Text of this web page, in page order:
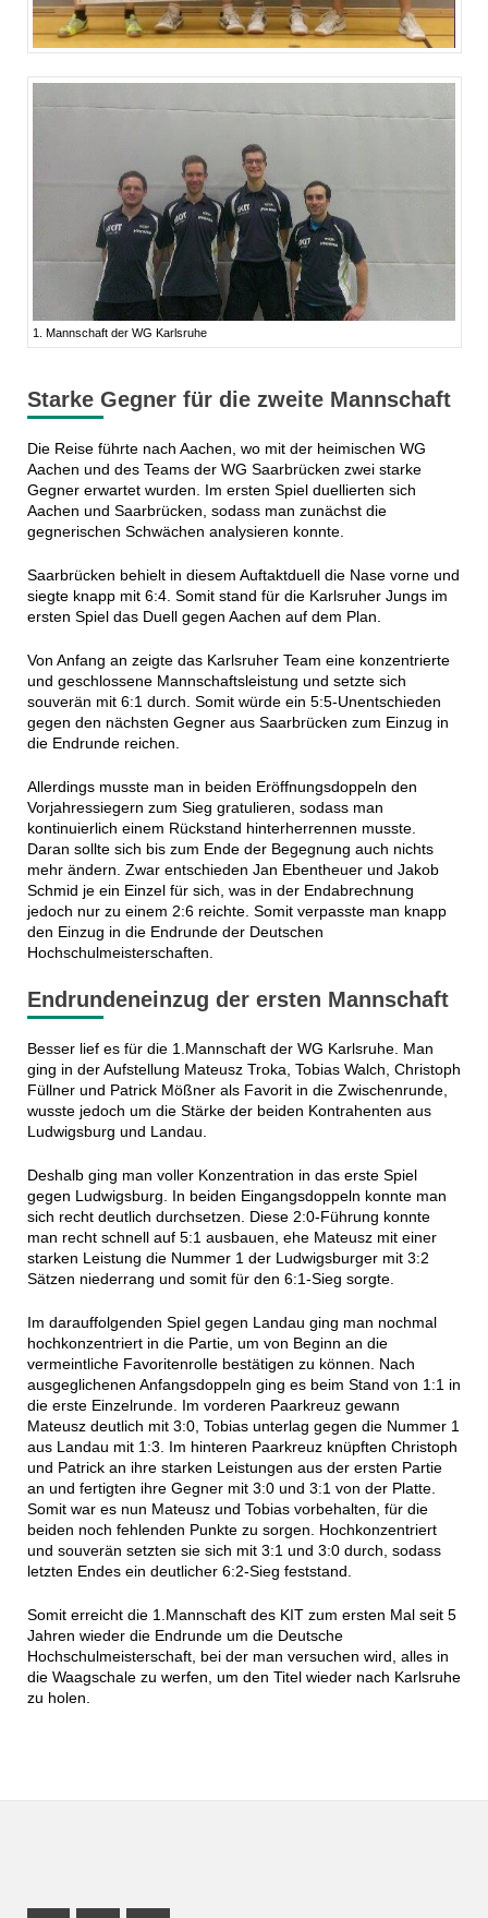
1. Mannschaft der WG Karlsruhe
Starke Gegner für die zweite Mannschaft
Die Reise führte nach Aachen, wo mit der heimischen WG
Aachen und des Teams der WG Saarbrücken zwei starke
Gegner erwartet wurden. Im ersten Spiel duellierten sich
Aachen und Saarbrücken, sodass man zunächst die
gegnerischen Schwächen analysieren konnte.
Saarbrücken behielt in diesem Auftaktduell die Nase vorne und
siegte knapp mit 6:4. Somit stand für die Karlsruher Jungs im
ersten Spiel das Duell gegen Aachen auf dem Plan.
Von Anfang an zeigte das Karlsruher Team eine konzentrierte
und geschlossene Mannschaftsleistung und setzte sich
souverän mit 6:1 durch. Somit würde ein 5:5-Unentschieden
gegen den nächsten Gegner aus Saarbrücken zum Einzug in
die Endrunde reichen.
Allerdings musste man in beiden Eröffnungsdoppeln den
Vorjahressiegern zum Sieg gratulieren, sodass man
kontinuierlich einem Rückstand hinterherrennen musste.
Daran sollte sich bis zum Ende der Begegnung auch nichts
mehr ändern. Zwar entschieden Jan Ebentheuer und Jakob
Schmid je ein Einzel für sich, was in der Endabrechnung
jedoch nur zu einem 2:6 reichte. Somit verpasste man knapp
den Einzug in die Endrunde der Deutschen
Hochschulmeisterschaften.
Endrundeneinzug der ersten Mannschaft
Besser lief es für die 1.Mannschaft der WG Karlsruhe. Man
ging in der Aufstellung Mateusz Troka, Tobias Walch, Christoph
Füllner und Patrick Mößner als Favorit in die Zwischenrunde,
wusste jedoch um die Stärke der beiden Kontrahenten aus
Ludwigsburg und Landau.
Deshalb ging man voller Konzentration in das erste Spiel
gegen Ludwigsburg. In beiden Eingangsdoppeln konnte man
sich recht deutlich durchsetzen. Diese 2:0-Führung konnte
man recht schnell auf 5:1 ausbauen, ehe Mateusz mit einer
starken Leistung die Nummer 1 der Ludwigsburger mit 3:2
Sätzen niederrang und somit für den 6:1-Sieg sorgte.
Im darauffolgenden Spiel gegen Landau ging man nochmal
hochkonzentriert in die Partie, um von Beginn an die
vermeintliche Favoritenrolle bestätigen zu können. Nach
ausgeglichenen Anfangsdoppeln ging es beim Stand von 1:1 in
die erste Einzelrunde. Im vorderen Paarkreuz gewann
Mateusz deutlich mit 3:0, Tobias unterlag gegen die Nummer 1
aus Landau mit 1:3. Im hinteren Paarkreuz knüpften Christoph
und Patrick an ihre starken Leistungen aus der ersten Partie
an und fertigten ihre Gegner mit 3:0 und 3:1 von der Platte.
Somit war es nun Mateusz und Tobias vorbehalten, für die
beiden noch fehlenden Punkte zu sorgen. Hochkonzentriert
und souverän setzten sie sich mit 3:1 und 3:0 durch, sodass
letzten Endes ein deutlicher 6:2-Sieg feststand.
Somit erreicht die 1.Mannschaft des KIT zum ersten Mal seit 5
Jahren wieder die Endrunde um die Deutsche
Hochschulmeisterschaft, bei der man versuchen wird, alles in
die Waagschale zu werfen, um den Titel wieder nach Karlsruhe
zu holen.